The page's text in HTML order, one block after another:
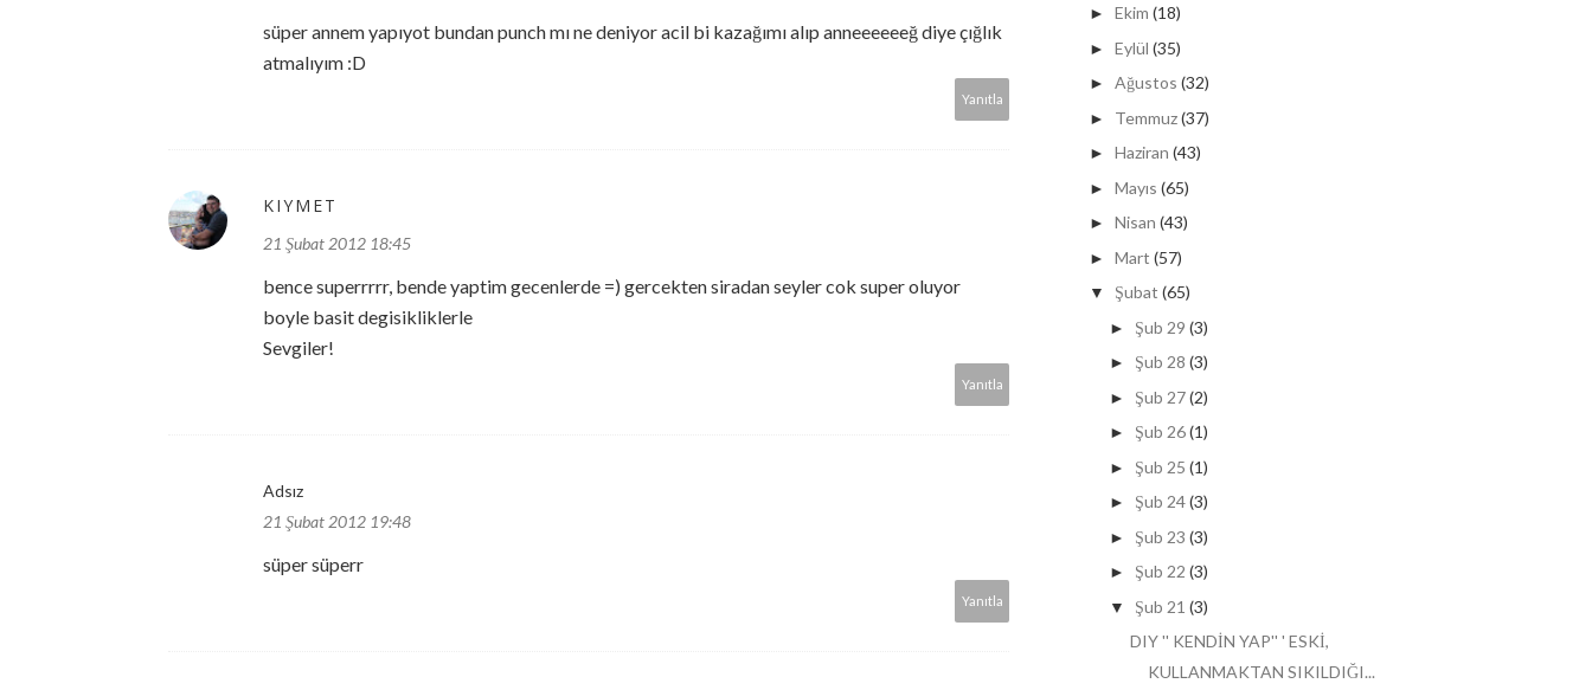
süper annem yapıyot bundan punch mı ne deniyor acil bi kazağımı alıp anneeeeeeğ diye çığlık
atmalıyım :D
Yanıtla
KIYMET
21 Şubat 2012 18:45
bence superrrrr, bende yaptim gecenlerde =) gercekten siradan seyler cok super oluyor
boyle basit degisikliklerle
Sevgiler!
Yanıtla
Adsız
21 Şubat 2012 19:48
süper süperr
Yanıtla
► Ekim (18)
► Eylül (35)
► Ağustos (32)
► Temmuz(37)
► Haziran (43)
► Mayıs (65)
► Nisan (43)
► Mart (57)
▼ Şubat (65)
► Şub 29 (3)
► Şub 28 (3)
► Şub 27 (2)
► Şub 26 (1)
► Şub 25 (1)
► Şub 24 (3)
► Şub 23 (3)
► Şub 22 (3)
▼ Şub 21 (3)
DIY '' KENDİN YAP'' ' ESKİ,
KULLANMAKTAN SIKILDIĞI...